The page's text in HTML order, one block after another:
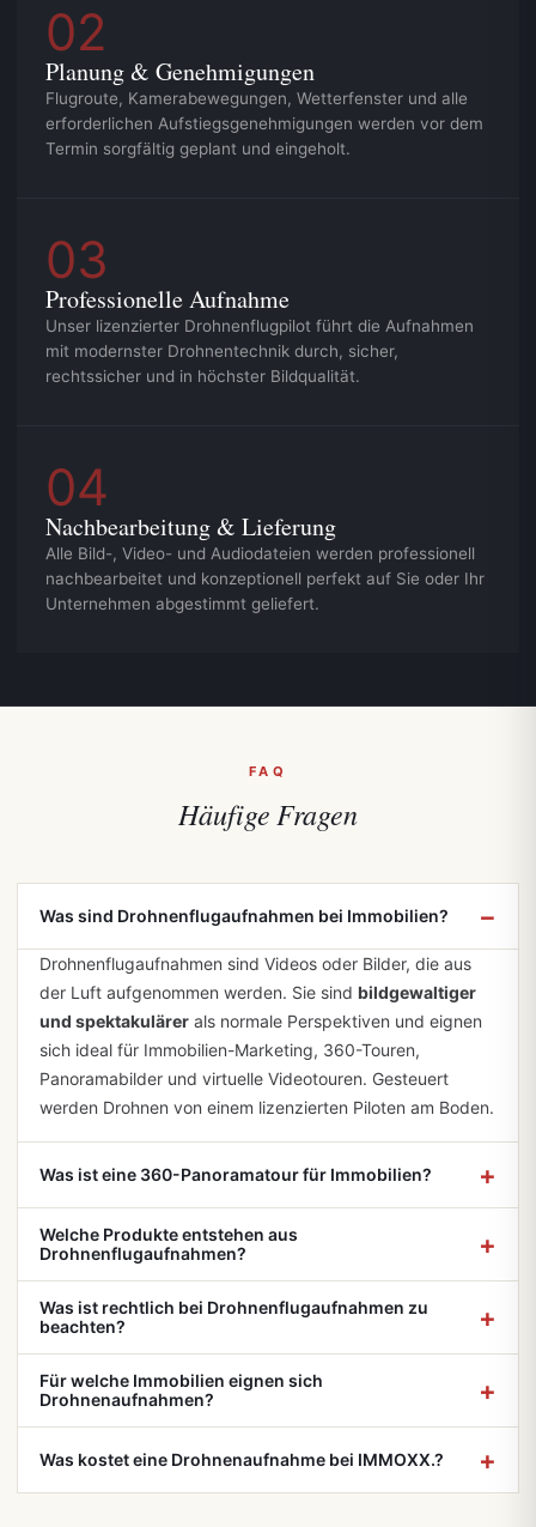
02
Planung & Genehmigungen
Flugroute, Kamerabewegungen, Wetterfenster und alle
erforderlichen Aufstiegsgenehmigungen werden vor dem
Termin sorgfältig geplant und eingeholt.
03
Professionelle Aufnahme
Unser lizenzierter Drohnenflugpilot führt die Aufnahmen
mit modernster Drohnentechnik durch, sicher,
rechtssicher und in höchster Bildqualität.
04
Nachbearbeitung & Lieferung
Alle Bild-, Video- und Audiodateien werden professionell
nachbearbeitet und konzeptionell perfekt auf Sie oder Ihr
Unternehmen abgestimmt geliefert.
FAQ
Häufige Fragen
Was sind Drohnenflugaufnahmen bei Immobilien?
Drohnenflugaufnahmen sind Videos oder Bilder, die aus
der Luft aufgenommen werden. Sie sind bildgewaltiger
und spektakulärer als normale Perspektiven und eignen
sich ideal für Immobilien-Marketing, 360-Touren,
Panoramabilder und virtuelle Videotouren. Gesteuert
werden Drohnen von einem lizenzierten Piloten am Boden.
Was ist eine 360-Panoramatour für Immobilien?
Welche Produkte entstehen aus
Drohnenflugaufnahmen?
Was ist rechtlich bei Drohnenflugaufnahmen zu
beachten?
Für welche Immobilien eignen sich
Drohnenaufnahmen?
Was kostet eine Drohnenaufnahme bei IMMOXX.?